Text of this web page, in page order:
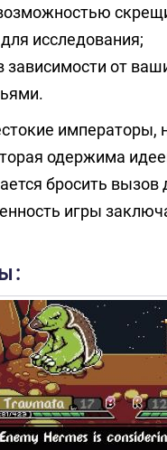
исследования;
от
императоры,
одержима
бросить
игры